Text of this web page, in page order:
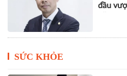
đầu
SỨC KHỎE